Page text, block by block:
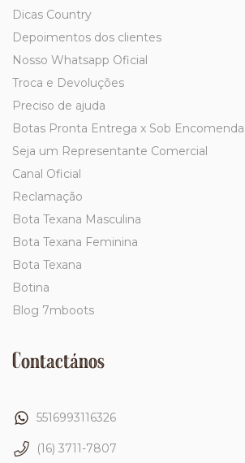
Dicas Country
Depoimentos dos clientes
Nosso Whatsapp Oficial
Troca e Devoluções
Preciso de ajuda
Botas Pronta Entrega x Sob Encomenda
Seja um Representante Comercial
Canal Oficial
Reclamação
Bota Texana Masculina
Bota Texana Feminina
Bota Texana
Botina
Blog 7mboots
Contactános
5516993116326
(16) 3711-7807